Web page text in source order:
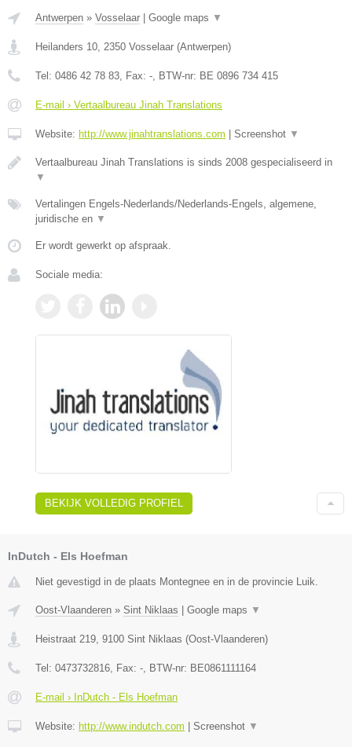
Antwerpen » Vosselaar Google maps ▼
Heilanders 10, 2350 Vosselaar (Antwerpen)
Tel: 0486 42 78 83, Fax: -, BTW-nr: BE 0896 734 415
E-mail › Vertaalbureau Jinah Translations
Website: http://www.jinahtranslations.com Screenshot ▼
Vertaalbureau Jinah Translations is sinds 2008 gespecialiseerd in
▼
Vertalingen Engels-Nederlands/Nederlands-Engels, algemene,
juridische en ▼
Er wordt gewerkt op afspraak.
Sociale media:
BEKIJK VOLLEDIG PROFIEL
InDutch - Els Hoefman
Niet gevestigd in de plaats Montegnee en in de provincie Luik.
Oost-Vlaanderen » Sint Niklaas | Google maps ▼
Heistraat 219 9100 Sint Niklaas (Oost-Vlaanderen)
Tel: 0473732816 , Fax: - , BTW-nr: BE0861111164
E-mail › InDutch - Els Hoefman
Website: http://www.indutch.com | Screenshot ▼